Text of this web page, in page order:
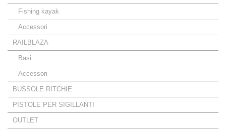
Fishing kayak
Accessori
RAILBLAZA
Basi
Accessori
BUSSOLE RITCHIE
PISTOLE PER SIGILLANTI
OUTLET